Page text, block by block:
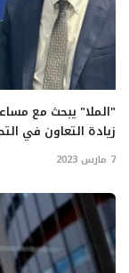
"الملا" يبحث مع
زيادة التعاون في
7 مارس 2023